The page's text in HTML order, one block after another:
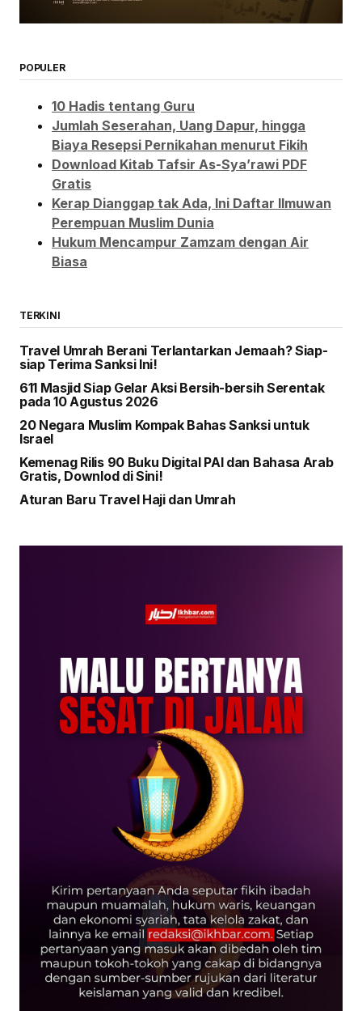
POPULER
10 Hadis tentang Guru
Jumlah Seserahan, Uang Dapur, hingga
Biaya Resepsi Pernikahan menurut Fikih
Download Kitab Tafsir As-Sya’rawi PDF
Gratis
Kerap Dianggap tak Ada, Ini Daftar Ilmuwan
Perempuan Muslim Dunia
Hukum Mencampur Zamzam dengan Air
Biasa
TERKINI
Travel Umrah Berani Terlantarkan Jemaah? Siap-
siap Terima Sanksi Ini!
611 Masjid Siap Gelar Aksi Bersih-bersih Serentak
pada 10 Agustus 2026
20 Negara Muslim Kompak Bahas Sanksi untuk
Israel
Kemenag Rilis 90 Buku Digital PAI dan Bahasa Arab
Gratis, Downlod di Sini!
Aturan Baru Travel Haji dan Umrah